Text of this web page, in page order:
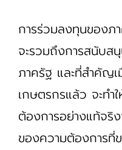
การร่วมลงทุนของ
จะรวมถึงการสนับส
ภาครัฐ และที่สำคัญ
เกษตรกรแล้ว จะทำ
ต้องการอย่างแท้จริ
ของความต้องการที่